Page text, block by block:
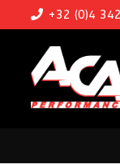
+32 (0)4